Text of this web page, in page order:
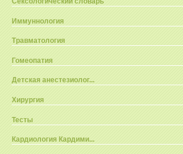
Иммуннология
Травматология
Гомеопатия
Детская анестезиолог...
Хирургия
Тесты
Кардиология Кардими...